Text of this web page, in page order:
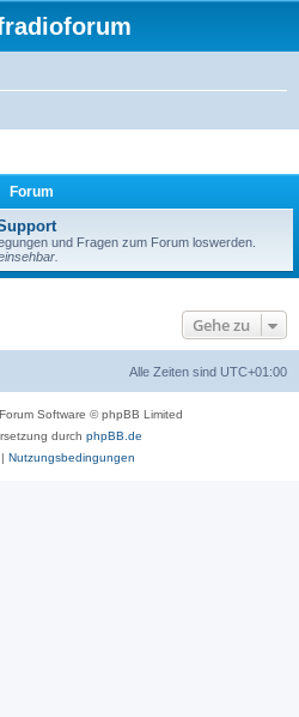
Forum
und Fragen zum Forum loswerden.
Gehe zu
Alle Zeiten sind UTC+01:00
Software © phpBB Limited
durch phpBB.de
Nutzungsbedingungen